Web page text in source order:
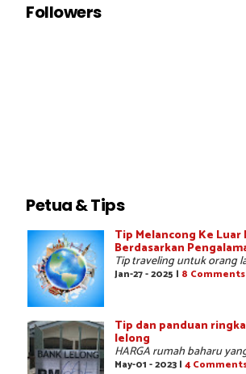
Followers
Petua & Tips
Tip Melancong Ke Luar
Berdasarkan
Tip traveling untuk orang
Jan-27 - 2025 | 8 Comments
Tip dan panduan
lelong
HARGA rumah baharu
May-01 - 2023 | 4